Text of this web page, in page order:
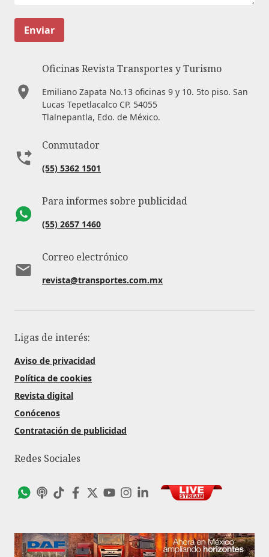
Enviar
Oficinas Revista Transportes y Turismo
Emiliano Zapata No.13 oficinas 9 y 10. 5to piso. San
Lucas Tepetlacalco CP. 54055
Tlalnepantla, Edo. de México.
Conmutador
(55) 5362 1501
Para informes sobre publicidad
(55) 2657 1460
Correo electrónico
revista@transportes.com.mx
Ligas de interés:
Aviso de privacidad
Política de cookies
Revista digital
Conócenos
Contratación de publicidad
Redes Sociales